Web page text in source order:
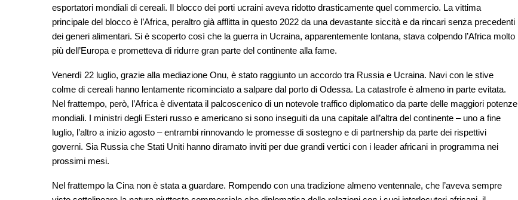
esportatori mondiali di cereali. Il blocco dei porti ucraini aveva ridotto drasticamente quel commercio. La vittima
principale del blocco è l’Africa, peraltro già afflitta in questo 2022 da una devastante siccità e da rincari senza precedenti
dei generi alimentari. Si è scoperto così che la guerra in Ucraina, apparentemente lontana, stava colpendo l’Africa molto
più dell’Europa e prometteva di ridurre gran parte del continente alla fame.
Venerdì 22 luglio, grazie alla mediazione Onu, è stato raggiunto un accordo tra Russia e Ucraina. Navi con le stive
colme di cereali hanno lentamente ricominciato a salpare dal porto di Odessa. La catastrofe è almeno in parte evitata.
Nel frattempo, però, l’Africa è diventata il palcoscenico di un notevole traffico diplomatico da parte delle maggiori potenze
mondiali. I ministri degli Esteri russo e americano si sono inseguiti da una capitale all’altra del continente – uno a fine
luglio, l’altro a inizio agosto – entrambi rinnovando le promesse di sostegno e di partnership da parte dei rispettivi
governi. Sia Russia che Stati Uniti hanno diramato inviti per due grandi vertici con i leader africani in programma nei
prossimi mesi.
Nel frattempo la Cina non è stata a guardare. Rompendo con una tradizione almeno ventennale, che l’aveva sempre